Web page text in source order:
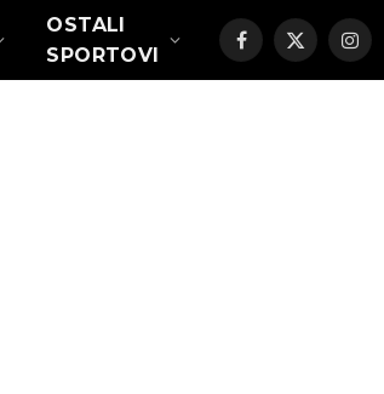
OSTALI
SPORTOVI
Facebook
X
(Twitter)